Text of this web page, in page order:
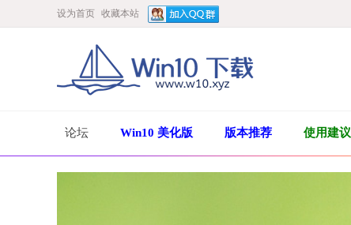
设为首页 收藏本站
论坛 Win10 美化版 版本推荐 使用建议